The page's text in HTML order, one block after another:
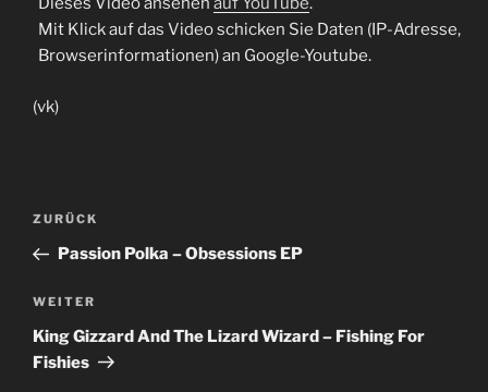
Mit Klick auf das Video schicken Sie Daten (IP-Adresse,
Browserinformationen) an Google-Youtube.
(vk)
Beitragsnavigation
Vorheriger
Beitrag
ZURÜCK
Passion Polka – Obsessions EP
Nächster
Beitrag
WEITER
King Gizzard And The Lizard Wizard – Fishing For
Fishies